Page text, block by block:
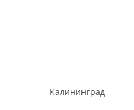
Калининград